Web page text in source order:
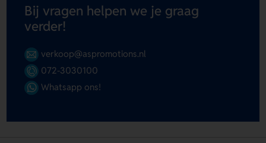
Bij vragen helpen we je graag
verder!
verkoop@aspromotions.nl
072-3030100
Whatsapp ons!